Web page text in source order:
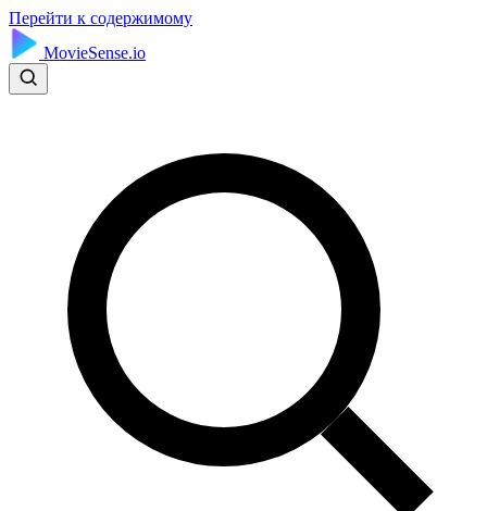
Перейти к содержимому
MovieSense.io